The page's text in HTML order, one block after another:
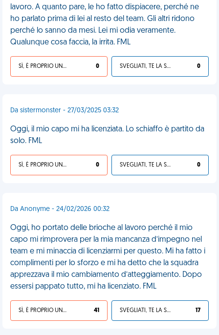
lavoro. A quanto pare, le ho fatto dispiacere, perché ne
ho parlato prima di lei al resto del team. Gli altri ridono
perché lo sanno da mesi. Lei mi odia veramente.
Qualunque cosa faccia, la irrita. FML
SÌ, È PROPRIO UNA VDM! 0 SVEGLIATI, TE LA SEI CERCATA! 0
Da sistermonster - 27/03/2025 03:32
Oggi, il mio capo mi ha licenziata. Lo schiaffo è partito da
solo. FML
SÌ, È PROPRIO UNA VDM! 0 SVEGLIATI, TE LA SEI CERCATA! 0
Da Anonyme - 24/02/2026 00:32
Oggi, ho portato delle brioche al lavoro perché il mio
capo mi rimprovera per la mia mancanza d’impegno nel
team e mi minaccia di licenziarmi per questo. Mi ha fatto i
complimenti per lo sforzo e mi ha detto che la squadra
apprezzava il mio cambiamento d’atteggiamento. Dopo
essersi pappato tutto, mi ha licenziato. FML
SÌ, È PROPRIO UNA VDM! 41 SVEGLIATI, TE LA SEI CERCATA! 17